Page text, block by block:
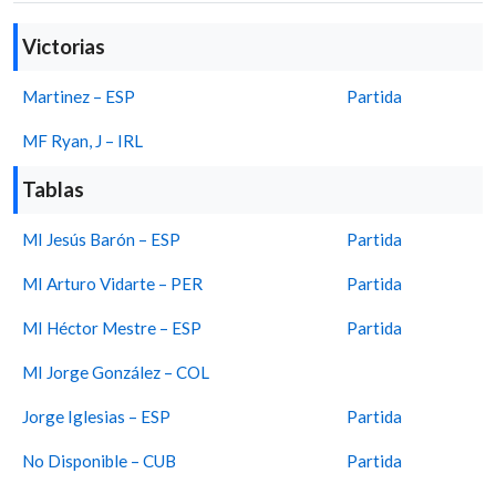
Victorias
Martinez – ESP Partida
MF Ryan, J – IRL
Tablas
MI Jesús Barón – ESP Partida
MI Arturo Vidarte – PER Partida
MI Héctor Mestre – ESP Partida
MI Jorge González – COL
Jorge Iglesias – ESP Partida
No Disponible – CUB Partida